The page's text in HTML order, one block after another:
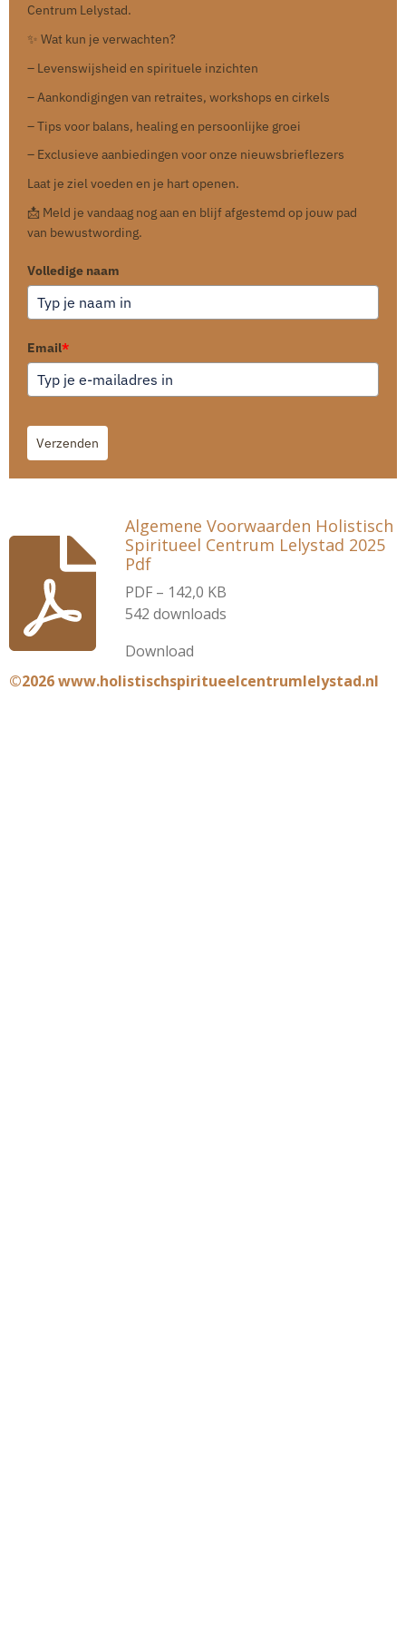
Centrum Lelystad.
✨ Wat kun je verwachten?
– Levenswijsheid en spirituele inzichten
– Aankondigingen van retraites, workshops en cirkels
– Tips voor balans, healing en persoonlijke groei
– Exclusieve aanbiedingen voor onze nieuwsbrieflezers
Laat je ziel voeden en je hart openen.
📩 Meld je vandaag nog aan en blijf afgestemd op jouw pad
van bewustwording.
Volledige naam
Email*
Verzenden
Algemene Voorwaarden Holistisch
Spiritueel Centrum Lelystad 2025
Pdf
PDF – 142,0 KB
542 downloads
Download
©2026 www.holistischspiritueelcentrumlelystad.nl